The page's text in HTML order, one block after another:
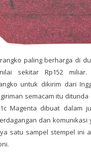
paling berharga di
sekitar Rp152 miliar.
untuk dikirim dari
semacam itu
Magenta dibuat dalam
dan
satu sampel stempel ini